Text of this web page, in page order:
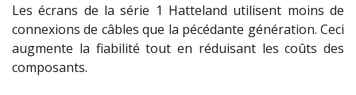
Les écrans de la série 1 Hatteland utilisent moins de
connexions de câbles que la pécédante génération. Ceci
augmente la fiabilité tout en réduisant les coûts des
composants.